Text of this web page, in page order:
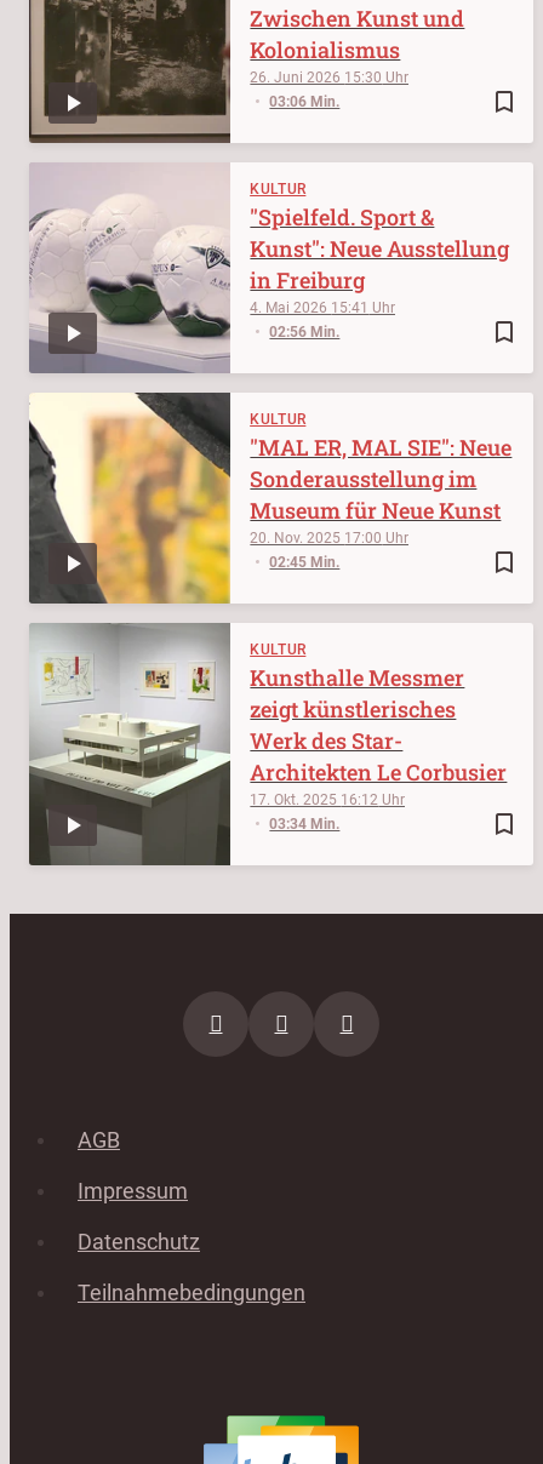
bookmark_border
26. Juni 2026 15:30
03:06 Min.
Zwischen Kunst und
Kolonialismus
KULTUR
bookmark_border
4. Mai 2026 15:41
02:56 Min.
"Spielfeld. Sport &
Kunst": Neue Ausstellung
in Freiburg
KULTUR
bookmark_border
20. Nov. 2025 17:00
02:45 Min.
"MAL ER, MAL SIE": Neue
Sonderausstellung im
Museum für Neue Kunst
KULTUR
bookmark_border
17. Okt. 2025 16:12
03:34 Min.
Kunsthalle Messmer
zeigt künstlerisches
Werk des Star-
Architekten Le Corbusier
AGB
Impressum
Datenschutz
Teilnahmebedingungen